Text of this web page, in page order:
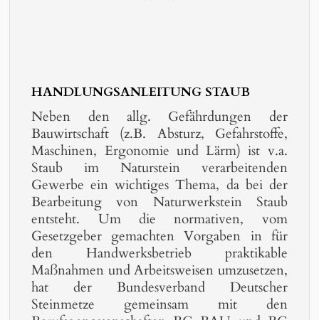
HANDLUNGSANLEITUNG STAUB
Neben den allg. Gefährdungen der
Bauwirtschaft (z.B. Absturz, Gefahrstoffe,
Maschinen, Ergonomie und Lärm) ist v.a.
Staub im Naturstein verarbeitenden
Gewerbe ein wichtiges Thema, da bei der
Bearbeitung von Naturwerkstein Staub
entsteht. Um die normativen, vom
Gesetzgeber gemachten Vorgaben in für
den Handwerksbetrieb praktikable
Maßnahmen und Arbeitsweisen umzusetzen,
hat der Bundesverband Deutscher
Steinmetze gemeinsam mit den